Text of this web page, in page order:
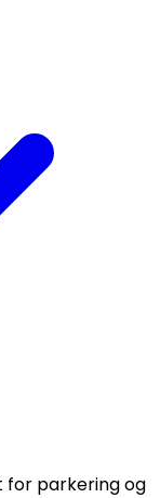
for parkering og